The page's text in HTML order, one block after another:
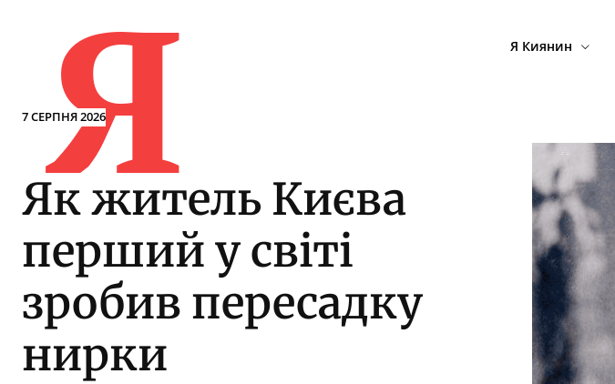
7 СЕРПНЯ 2026
Я Я Киянин
Як житель Києва
перший у світі
зробив пересадку
нирки